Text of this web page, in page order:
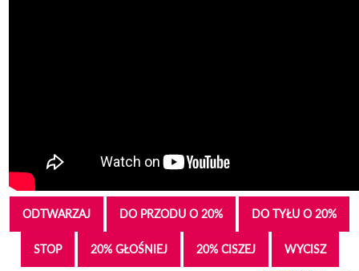
ODTWARZAJ DO PRZODU O 20% DO TYŁU O 20%
STOP 20% GŁOŚNIEJ 20% CISZEJ
WYCISZ